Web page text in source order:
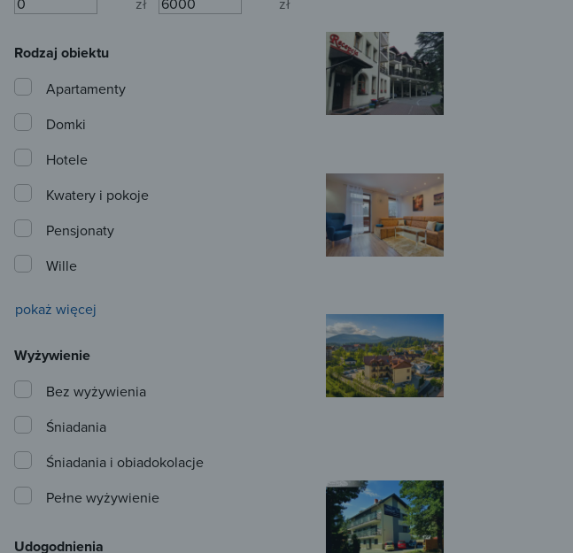
Rodzaj obiektu
Apartamenty
Domki
Hotele
Kwatery i pokoje
Pensjonaty
Wille
pokaż więcej
Wyżywienie
Bez wyżywienia
Śniadania
Śniadania i obiadokolacje
Pełne wyżywienie
Udogodnienia